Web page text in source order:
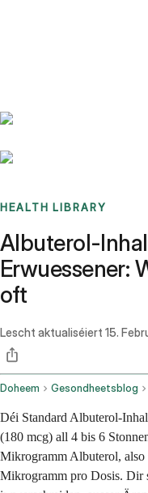
HEALTH LIBRARY
Albuterol-
Erwuessener:
oft
Lescht aktualiséiert 15.
Doheem Gesondheetsblog
Déi Standard Albuterol-
(180 mcg) all 4 bis 6
Mikrogramm Albuterol,
Mikrogramm pro Dosis. Dir